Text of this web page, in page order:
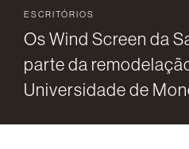
ESCRITÓRIOS
Os Wind Screen da
parte da
Universidade de